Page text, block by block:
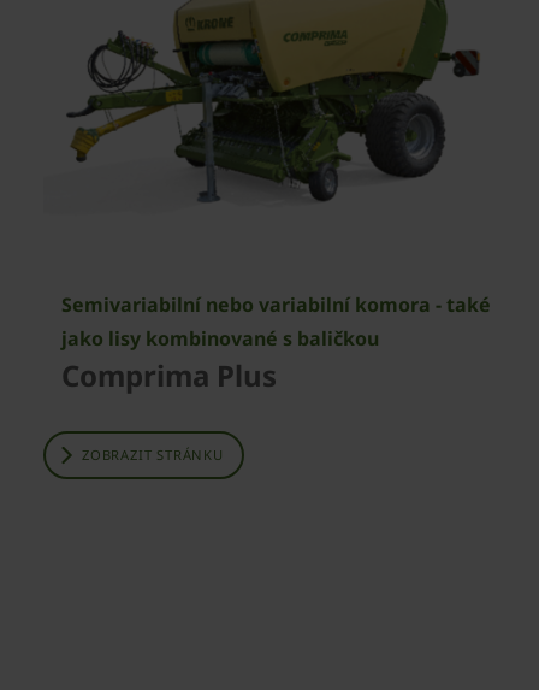
Semivariabilní nebo variabilní komora - také
jako lisy kombinované s baličkou
Comprima Plus
ZOBRAZIT STRÁNKU